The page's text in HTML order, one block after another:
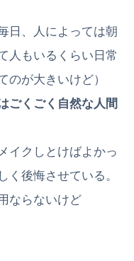
日、人によっては朝
人もいるくらい日常
のが大きいけど）
ごくごく自然な人間
イクしとけばよかっ
く後悔させている。
ならないけど